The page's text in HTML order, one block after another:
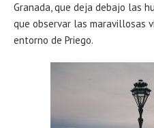
Granada, que deja debajo las
que observar las maravillosas
entorno de Priego.